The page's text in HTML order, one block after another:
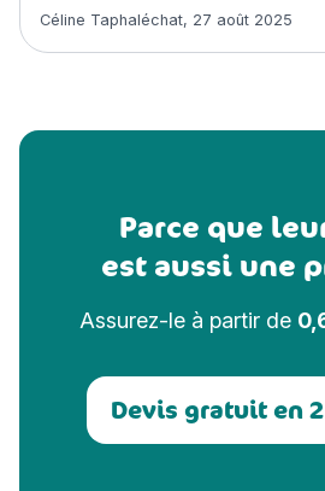
Article rédigé par
Céline Taphaléchat, 27 août 2025
Parce que
est aussi une
Assurez-le à partir de
Devis gratuit en